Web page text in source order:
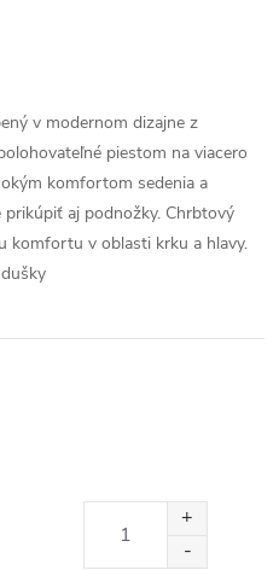
v modernom dizajne z
piestom na viacero
komfortom sedenia a
aj podnožky. Chrbtový
komfortu v oblasti krku a hlavy.